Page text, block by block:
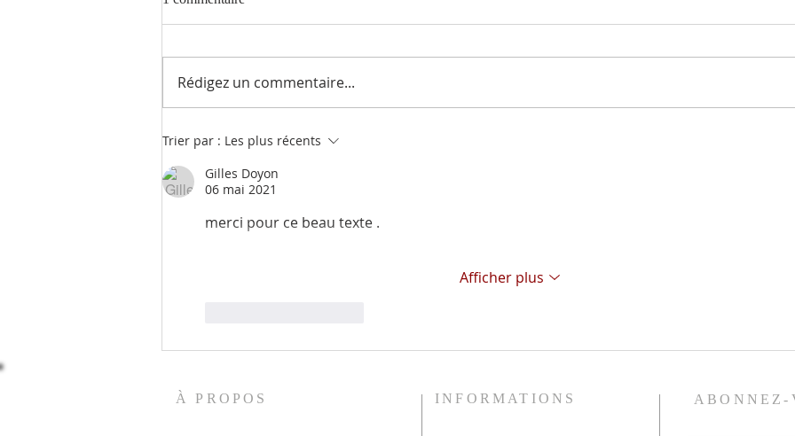
Apaiser les tempêtes
Rédigez un commentaire...
Trier par : Les plus récents
Gilles Doyon
06 mai 2021
merci pour ce beau texte .
Afficher plus
À PROPOS INFORMATIONS